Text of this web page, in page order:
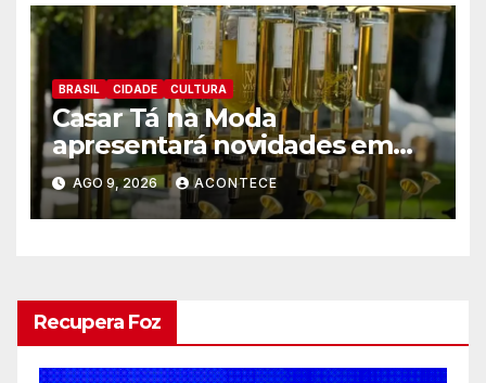
BRASIL CIDADE CULTURA
Casar Tá na Moda
apresentará novidades em
entretenimento para
casamentos e festas de
debutantes
AGO 9, 2026 ACONTECE
Recupera Foz